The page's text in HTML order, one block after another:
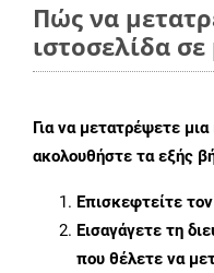
Πώς να
ιστοσελίδα
Για να μετατρέψετε
ακολουθήστε τα εξής
Επισκεφτείτε
Εισαγάγετε τη
που θέλετε να